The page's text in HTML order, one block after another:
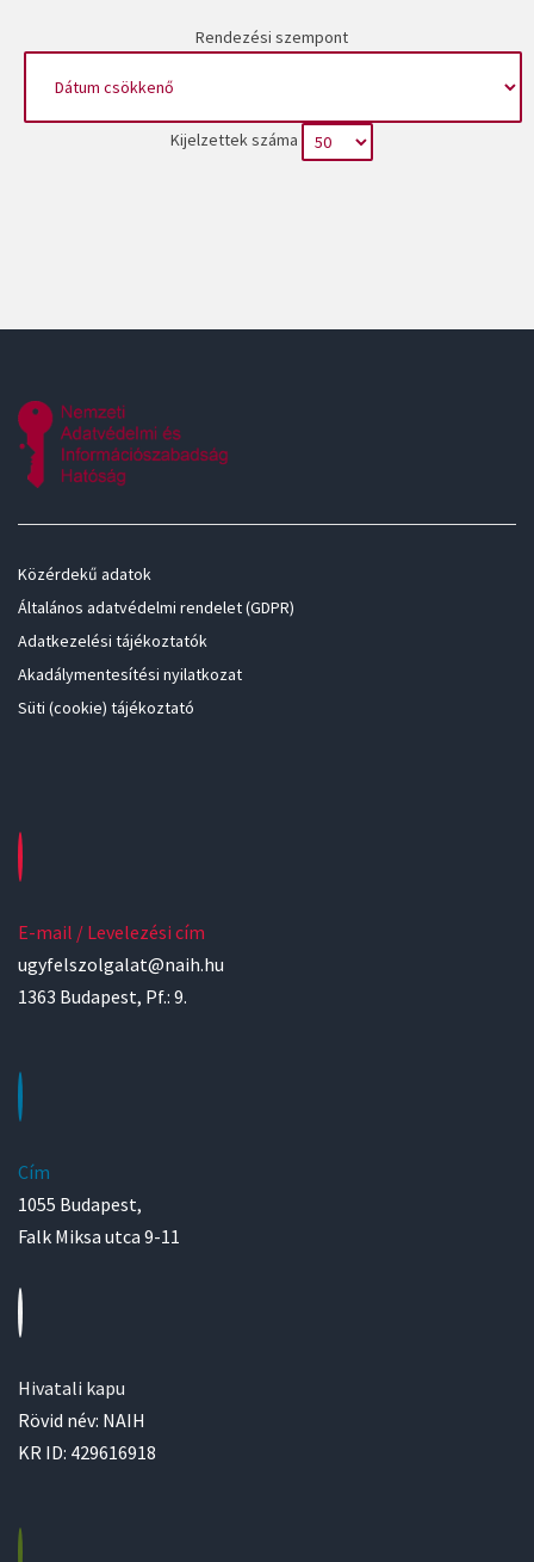
Rendezési szempont
Kijelzettek száma
Közérdekű adatok
Általános adatvédelmi rendelet (GDPR)
Adatkezelési tájékoztatók
Akadálymentesítési nyilatkozat
Süti (cookie) tájékoztató
E-mail / Levelezési cím
ugyfelszolgalat@naih.hu
1363 Budapest, Pf.: 9.
Cím
1055 Budapest,
Falk Miksa utca 9-11
Hivatali kapu
Rövid név: NAIH
KR ID: 429616918